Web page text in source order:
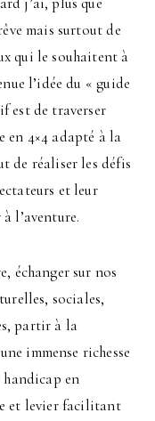
mais surtout de
qui le souhaitent à
l’idée du « guide
est de traverser
en 4×4 adapté à la
de réaliser les défis
et leur
l’aventure.
échanger sur nos
sociales,
partir à la
immense richesse
en
et levier facilitant